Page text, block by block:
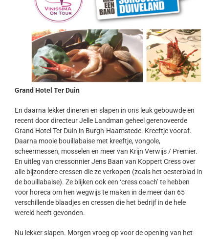
Grand Hotel Ter Duin
En daarna lekker dineren en slapen in ons leuk gebouwde en
recent door directeur Jelle Landman geheel gerenoveerde
Grand Hotel Ter Duin in Burgh-Haamstede. Kreeftje vooraf.
Daarna mooie bouillabaise met kreeftje, vongole,
scheermessen, mosselen en meer van Krijn Verwijs / Premier.
En uitleg van cressonnier Jens Baan van Koppert Cress over
alle bijzondere cressen die ze verkopen (zoals het oesterblad in
de bouillabaise). Ze blijken ook een ‘cress coach’ te hebben
voor horeca om hen wegwijs te maken in de meer dan 65
verschillende blaadjes en cressen die het bedrijf in de hele
wereld heeft gevonden.
Nu lekker slapen. Morgen vroeg op voor de opening van het